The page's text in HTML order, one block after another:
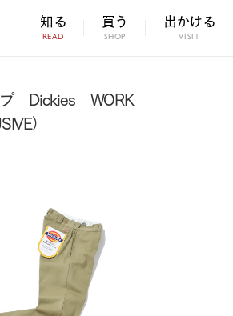
知る
READ
買う
SHOP
出かける
VISIT
プ Dickies WORK
）